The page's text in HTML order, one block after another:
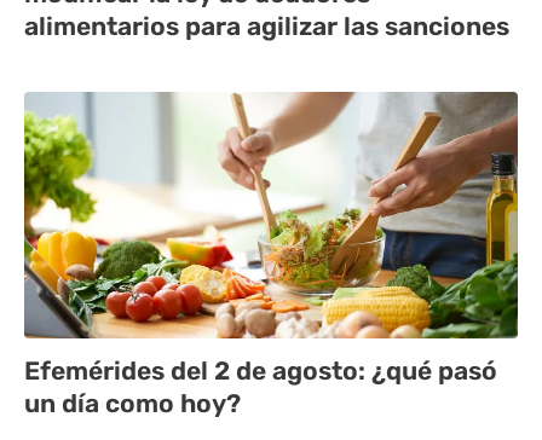
alimentarios para agilizar las sanciones
Efemérides del 2 de agosto: ¿qué pasó
un día como hoy?